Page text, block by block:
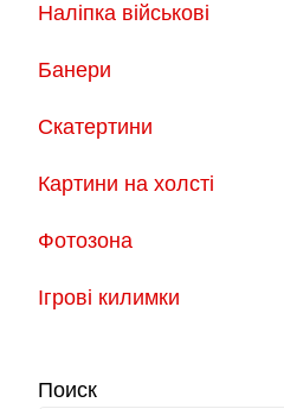
Наліпка військові
Банери
Скатертини
Картини на холсті
Фотозона
Ігрові килимки
Поиск